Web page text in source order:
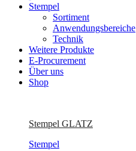
Stempel
Sortiment
Anwendungsbereiche
Technik
Weitere Produkte
E-Procurement
Über uns
Shop
Stempel GLATZ
Stempel